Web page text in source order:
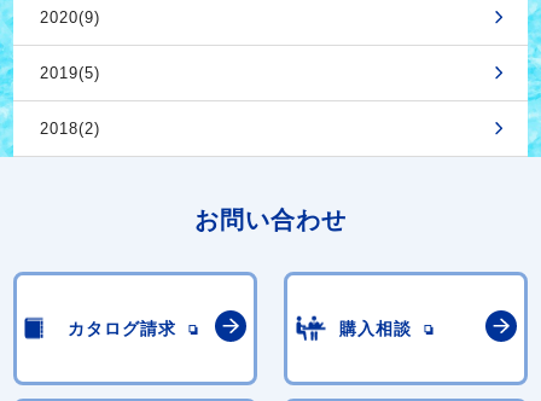
2020(9)
2019(5)
2018(2)
お問い合わせ
カタログ請求 購入相談